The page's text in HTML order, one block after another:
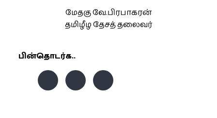
மேதகு வே.பிரபாகரன்
தமிழீழ தேசத் தலைவர்
பின்தொடர்க..